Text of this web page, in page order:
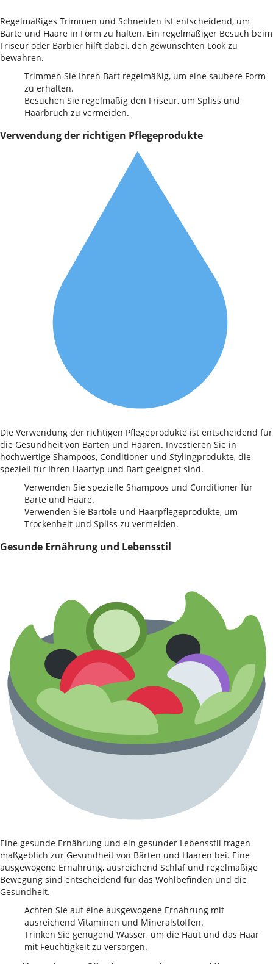
Regelmäßiges Trimmen und Schneiden ist entscheidend, um
Bärte und Haare in Form zu halten. Ein regelmäßiger Besuch beim
Friseur oder Barbier hilft dabei, den gewünschten Look zu
bewahren.
Trimmen Sie Ihren Bart regelmäßig, um eine saubere Form
zu erhalten.
Besuchen Sie regelmäßig den Friseur, um Spliss und
Haarbruch zu vermeiden.
Verwendung der richtigen Pflegeprodukte
Die Verwendung der richtigen Pflegeprodukte ist entscheidend für
die Gesundheit von Bärten und Haaren. Investieren Sie in
hochwertige Shampoos, Conditioner und Stylingprodukte, die
speziell für Ihren Haartyp und Bart geeignet sind.
Verwenden Sie spezielle Shampoos und Conditioner für
Bärte und Haare.
Verwenden Sie Bartöle und Haarpflegeprodukte, um
Trockenheit und Spliss zu vermeiden.
Gesunde Ernährung und Lebensstil
Eine gesunde Ernährung und ein gesunder Lebensstil tragen
maßgeblich zur Gesundheit von Bärten und Haaren bei. Eine
ausgewogene Ernährung, ausreichend Schlaf und regelmäßige
Bewegung sind entscheidend für das Wohlbefinden und die
Gesundheit.
Achten Sie auf eine ausgewogene Ernährung mit
ausreichend Vitaminen und Mineralstoffen.
Trinken Sie genügend Wasser, um die Haut und das Haar
mit Feuchtigkeit zu versorgen.